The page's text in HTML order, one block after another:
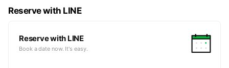
【公式アカウントコミュニティ・ガイドライン】
https://www.kirincity.co.jp/company/guideline.html
Reserve with LINE
Reserve with LINE
Book a date now. It's easy.